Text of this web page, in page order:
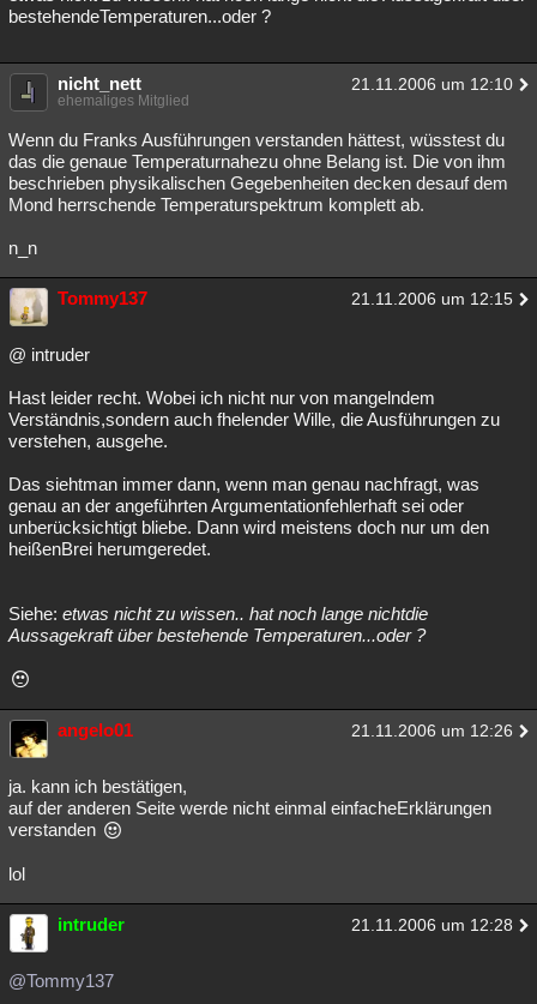
bestehendeTemperaturen...oder ?
nicht_nett 21.11.2006 um 12:10
ehemaliges Mitglied
Wenn du Franks Ausführungen verstanden hättest, wüsstest du
das die genaue Temperaturnahezu ohne Belang ist. Die von ihm
beschrieben physikalischen Gegebenheiten decken desauf dem
Mond herrschende Temperaturspektrum komplett ab.
n_n
Tommy137 21.11.2006 um 12:15
@ intruder
Hast leider recht. Wobei ich nicht nur von mangelndem
Verständnis,sondern auch fhelender Wille, die Ausführungen zu
verstehen, ausgehe.
Das siehtman immer dann, wenn man genau nachfragt, was
genau an der angeführten Argumentationfehlerhaft sei oder
unberücksichtigt bliebe. Dann wird meistens doch nur um den
heißenBrei herumgeredet.
Siehe: etwas nicht zu wissen.. hat noch lange nichtdie
Aussagekraft über bestehende Temperaturen...oder ?
angelo01 21.11.2006 um 12:26
ja. kann ich bestätigen,
auf der anderen Seite werde nicht einmal einfacheErklärungen
verstanden
lol
intruder 21.11.2006 um 12:28
@Tommy137